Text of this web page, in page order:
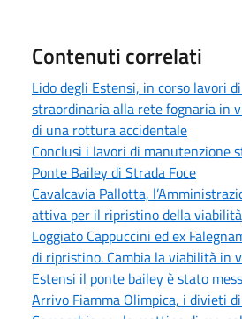
Contenuti correlati
Lido degli Estensi, in corso lavori
straordinaria alla rete fognaria in
di una rottura accidentale
Conclusi i lavori di manutenzione
Ponte Bailey di Strada Foce
Cavalcavia Pallotta,
attiva per il ripristino della viabilità
Loggiato Cappuccini ed ex
di ripristino. Cambia la viabilità in
Estensi il ponte bailey è stato
Arrivo Fiamma Olimpica, i divieti